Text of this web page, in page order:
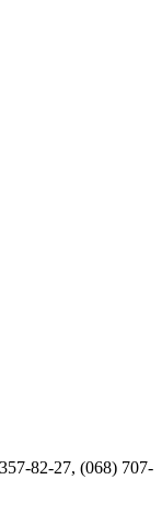
82-27, (068) 707-